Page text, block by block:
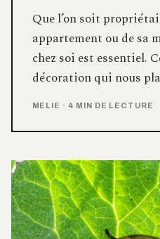
Que l’on soit
appartement ou de sa
chez soi est essentiel.
décoration qui nous
MELIE · 4 MIN DE LECTURE